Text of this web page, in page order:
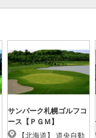
サンパーク札幌ゴルフコ
ース【ＰＧＭ】